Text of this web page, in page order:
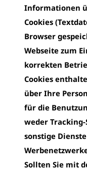
Informationen
Cookies
Browser
Webseite zum
korrekten
Cookies
über Ihre
für die
weder
sonstige
Sollten Sie mit